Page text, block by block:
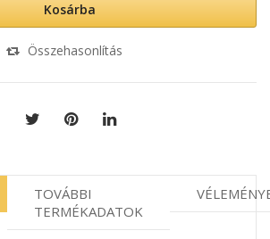
Kosárba
Összehasonlítás
TOVÁBBI
TERMÉKADATOK